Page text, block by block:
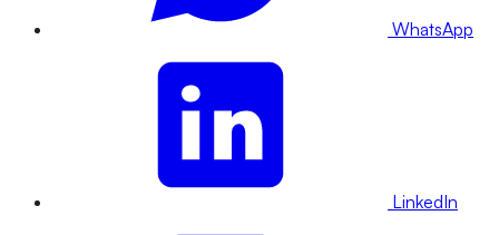
WhatsApp
LinkedIn